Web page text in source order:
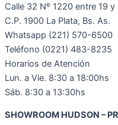
Calle 32 Nº 1220 entre 19 y
C.P. 1900 La Plata, Bs. As.
Whatsapp (221) 570-6500
Teléfono (0221) 483-8235
Horarios de Atención
Lun. a Vie. 8:30 a 18:00hs
Sáb. 8:30 a 13:30hs
SHOWROOM HUDSON –